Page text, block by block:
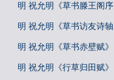
明 祝允明《草书滕王阁序
明 祝允明《草书访友诗轴
明 祝允明《草书赤壁赋》
明 祝允明《行草归田赋》